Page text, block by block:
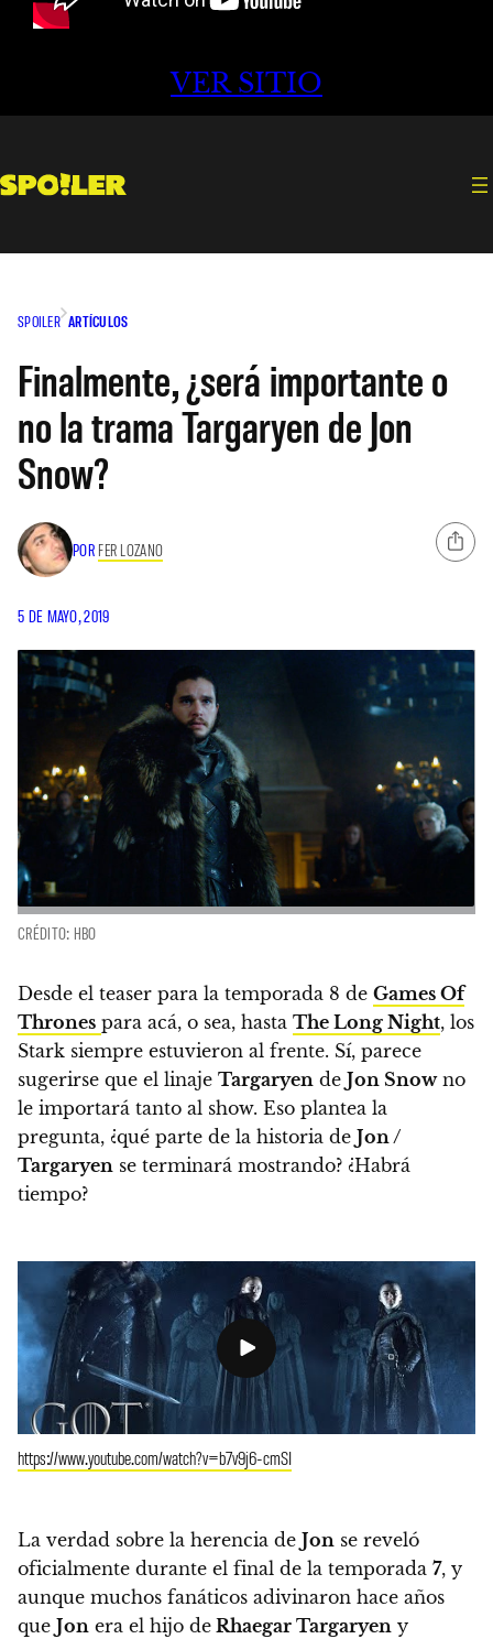
VER SITIO
SPOILER ARTÍCULOS
Finalmente, ¿será importante o
no la trama Targaryen de Jon
Snow?
POR FER LOZANO
5 DE MAYO, 2019
CRÉDITO: HBO
Desde el teaser para la temporada 8 de Games Of
Thrones para acá, o sea, hasta The Long Night, los
Stark siempre estuvieron al frente. Sí, parece
sugerirse que el linaje Targaryen de Jon Snowno
le importará tanto al show. Eso plantea la
pregunta, ¿qué parte de la historia de Jon /
Targaryen se terminará mostrando? ¿Habrá
tiempo?
https://www.youtube.com/watch?v=b7v9j6-cmSI
La verdad sobre la herencia de Jon se reveló
oficialmente durante el final de la temporada 7, y
aunque muchos fanáticos adivinaron hace años
que Jon era el hijo de Rhaegar Targaryen y